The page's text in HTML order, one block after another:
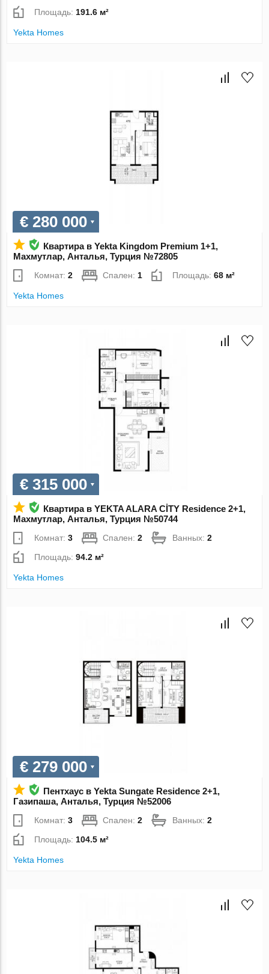
Площадь: 191.6 м²
Yekta Homes
€ 280 000
Квартира в Yekta Kingdom Premium 1+1,
Махмутлар, Анталья, Турция №72805
Комнат:2 Спален: 1 Площадь:68 м²
Yekta Homes
€ 315 000
Квартира в YEKTA ALARA CİTY Residence 2+1,
Махмутлар, Анталья, Турция №50744
Комнат:3 Спален:2 Ванных:2
Площадь:94.2 м²
Yekta Homes
€ 279 000
Пентхаус в Yekta Sungate Residence 2+1,
Газипаша, Анталья, Турция №52006
Комнат:3 Спален:2 Ванных:2
Площадь: 104.5 м²
Yekta Homes